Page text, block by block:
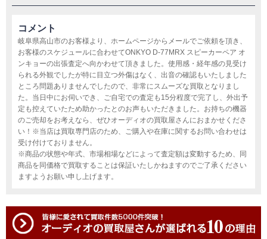
コメント
岐阜県高山市のお客様より、ホームページからメールでご依頼を頂き、
お客様のスケジュールに合わせてONKYO D-77MRX スピーカーペア オ
ンキョーの出張査定へ向かわせて頂きました。使用感・経年感の見受け
られる外観でしたが特に目立つ外傷はなく、出音の確認もいたしました
ところ問題ありませんでしたので、非常にスムーズな買取となりまし
た。当日中にお伺いでき、ご自宅での査定も15分程度で完了し、外出予
定も控えていたため助かったとのお声もいただきました。お持ちの機器
のご売却をお考えなら、ぜひオーディオの買取屋さんにおまかせくださ
い！※当店は買取専門店のため、ご購入や在庫に関するお問い合わせは
受け付けておりません。
※商品の状態や年式、市場相場などによって査定額は変動するため、同
商品を同価格で買取することは保証いたしかねますのでご了承ください
ますようお願い申し上げます。